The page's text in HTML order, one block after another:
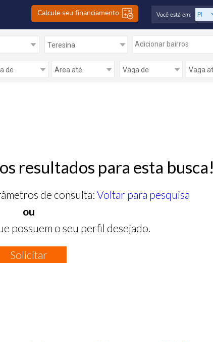
Calcule seu financiamento Você está em:
Adicionar bairros
resultados para esta busca!
de consulta: Voltar para pesquisa
ou
possuem o seu perfil desejado.
Solicitar